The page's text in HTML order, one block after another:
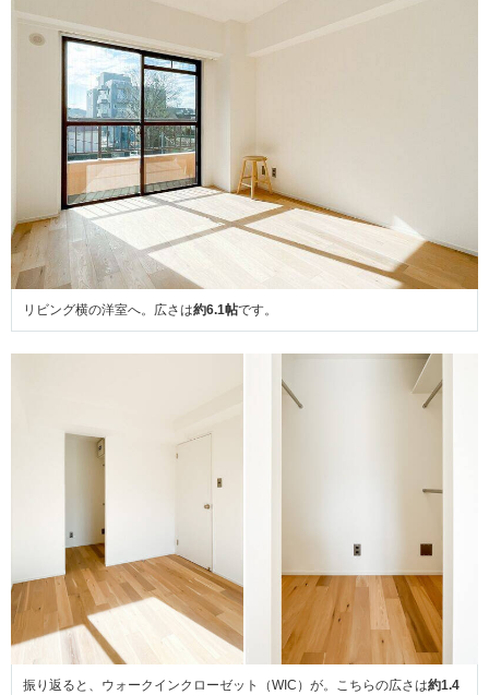
リビング横の洋室へ。広さは約6.1帖です。
振り返ると、ウォークインクローゼット（WIC）が。こちらの広さは約1.4